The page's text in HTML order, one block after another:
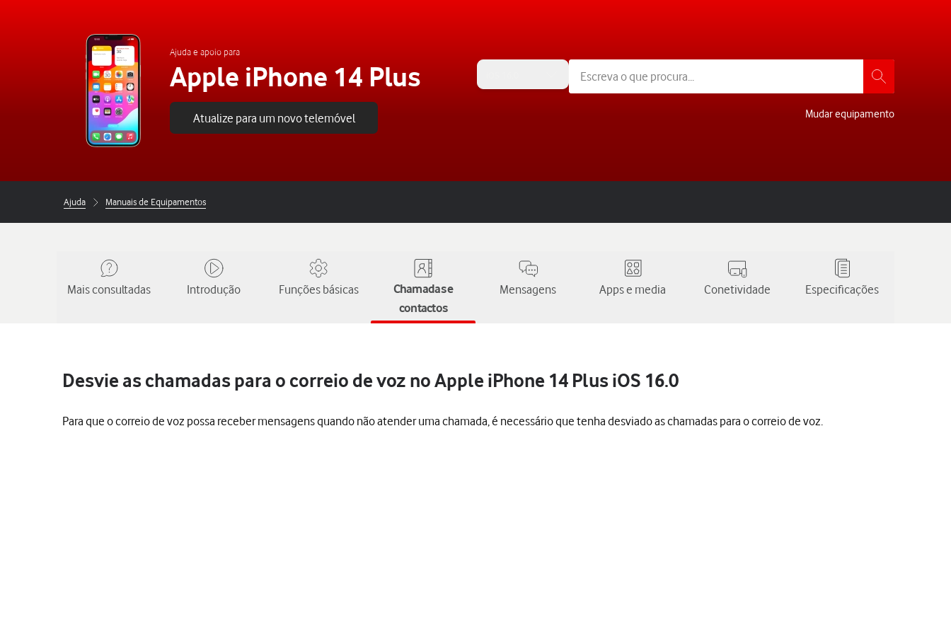
Ajuda e apoio para
Apple iPhone 14 Plus
Atualize para um novo telemóvel Mudar equipamento
Ajuda Manuais de Equipamentos
Mais consultadas Introdução Funções básicas
Chamadas e
contactos
Mensagens Apps e media Conetividade Especificações
Desvie as chamadas para o correio de voz no Apple iPhone 14 Plus iOS 16.0
Para que o correio de voz possa receber mensagens quando não atender uma chamada, é necessário que tenha desviado as chamadas para o correio de voz.